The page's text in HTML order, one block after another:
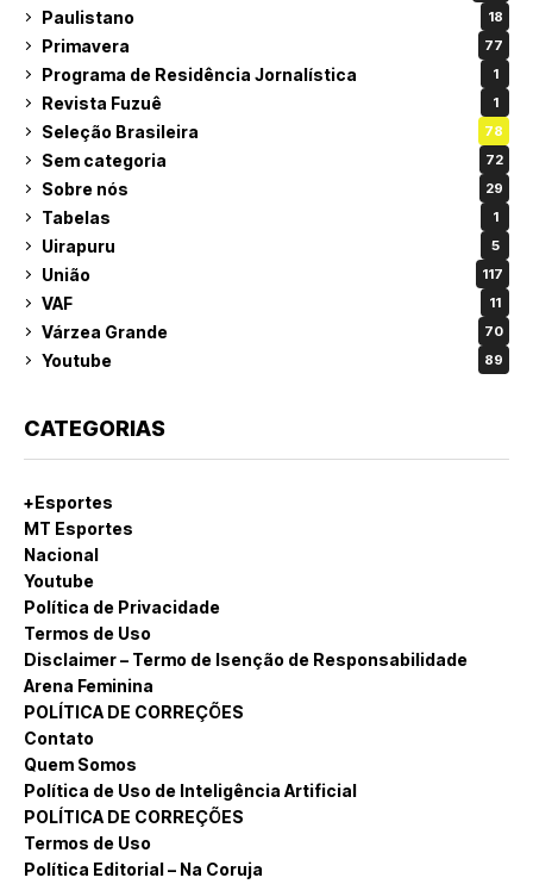
Paulistano 18
Primavera 77
Programa de Residência Jornalística 1
Revista Fuzuê 1
Seleção Brasileira 78
Sem categoria 72
Sobre nós 29
Tabelas 1
Uirapuru 5
União 117
VAF 11
Várzea Grande 70
Youtube 89
CATEGORIAS
+Esportes
MT Esportes
Nacional
Youtube
Política de Privacidade
Termos de Uso
Disclaimer – Termo de Isenção de Responsabilidade
Arena Feminina
POLÍTICA DE CORREÇÕES
Contato
Quem Somos
Política de Uso de Inteligência Artificial
POLÍTICA DE CORREÇÕES
Termos de Uso
Política Editorial – Na Coruja